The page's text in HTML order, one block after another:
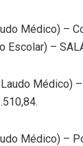
Médico) –
–
Médico) –
Médico) –